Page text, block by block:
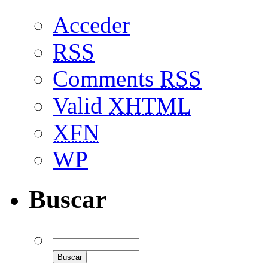
Acceder
RSS
Comments RSS
Valid XHTML
XFN
WP
Buscar